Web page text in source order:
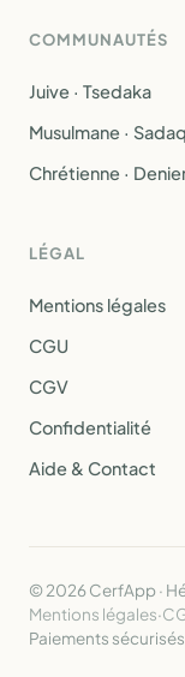
COMMUNAUTÉS
Juive · Tsedaka
Musulmane ·
Chrétienne ·
LÉGAL
Mentions légales
CGU
CGV
Confidentialité
Aide & Contact
© 2026 CerfApp ·
Mentions légales·
Paiements